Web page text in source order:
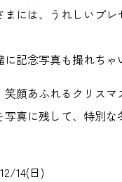
には、うれしいプレ
に記念写真も撮れち
顔あふれるクリスマ
真に残して、特別な
14(日)